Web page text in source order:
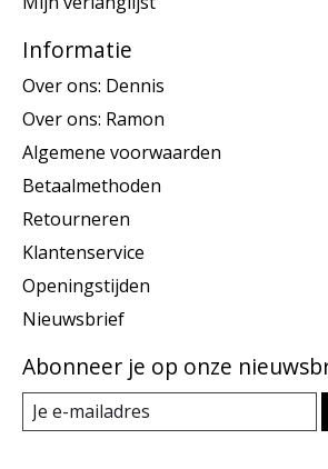
Informatie
Over ons: Dennis
Over ons: Ramon
Algemene voorwaarden
Betaalmethoden
Retourneren
Klantenservice
Openingstijden
Nieuwsbrief
Abonneer je op onze